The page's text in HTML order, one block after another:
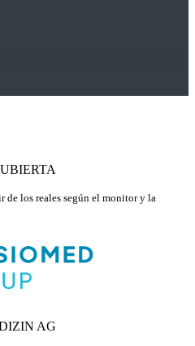
de los reales según el monitor y la
AG